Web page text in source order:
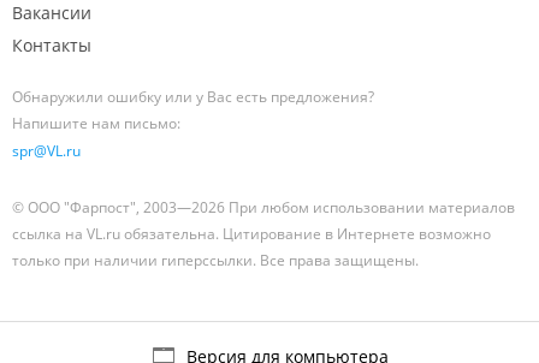
Вакансии
Контакты
Обнаружили ошибку или у Вас есть предложения?
Напишите нам письмо:
spr@VL.ru
© ООО "Фарпост", 2003—2026 При любом использовании материалов
ссылка на VL.ru обязательна. Цитирование в Интернете возможно
только при наличии гиперссылки. Все права защищены.
Версия для компьютера